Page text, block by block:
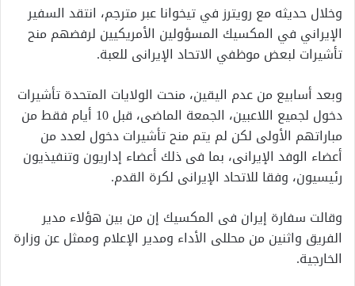
وخلال حديثه مع رويترز في تيخوانا عبر مترجم، انتقد السفير
الإيراني في المكسيك المسؤولين الأمريكيين لرفضهم منح
تأشيرات لبعض موظفي الاتحاد الإيرانى للعبة.
وبعد ⁠⁠أسابيع من عدم اليقين، منحت الولايات المتحدة ⁠⁠تأشيرات
دخول لجميع اللاعبين، الجمعة الماضى، قبل 10 أيام فقط من
مباراتهم الأولى لكن لم يتم منح تأشيرات دخول لعدد من
أعضاء الوفد الإيرانى، بما فى ذلك أعضاء إداريون وتنفيذيون
رئيسيون، وفقا ⁠⁠للاتحاد الإيرانى لكرة القدم.
وقالت سفارة إيران فى المكسيك إن من بين هؤلاء مدير
الفريق واثنين من محللى الأداء ⁠⁠ومدير الإعلام وممثل عن وزارة
الخارجية.